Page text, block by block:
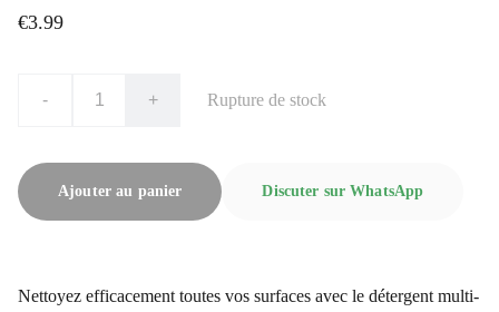
€3.99
- + Rupture de stock
Ajouter au panier Discuter sur WhatsApp
Nettoyez efficacement toutes vos surfaces avec le détergent multi-